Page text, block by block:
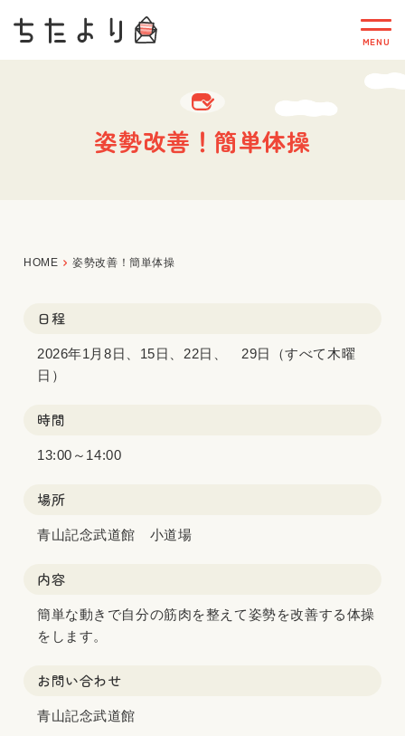
姿勢改善！簡単体操
HOME 姿勢改善！簡単体操
日程
2026年1月8日、15日、22日、 29日（すべて木曜
日）
時間
13:00～14:00
場所
青山記念武道館 小道場
内容
簡単な動きで自分の筋肉を整えて姿勢を改善する体操
をします。
お問い合わせ
青山記念武道館